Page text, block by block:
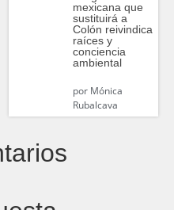
mexicana que
sustituirá a
Colón reivindica
raíces y
conciencia
ambiental
porMónica
Rubalcava